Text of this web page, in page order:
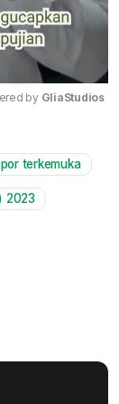
by GliaStudios
terkemuka
2023